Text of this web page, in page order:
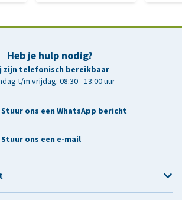
Heb je hulp nodig?
zijn telefonisch bereikbaar
t/m vrijdag: 08:30 - 13:00 uur
Stuur ons een WhatsApp bericht
Stuur ons een e-mail